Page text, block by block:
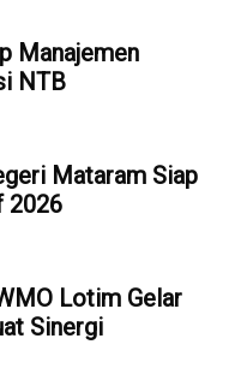
Manajemen
NTB
Mataram Siap
2026
Lotim Gelar
Sinergi